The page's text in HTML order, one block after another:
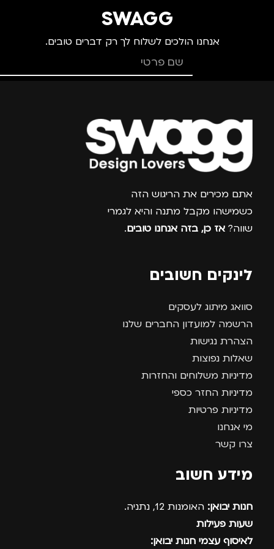
TROIKA מותגים TROIKA
SWAGG
אנחנו הולכים לשלוח לך רק דברים טובים.
צרפו אותי למועדון
אתם מכירים את הריגוש הזה
כשמישהו מקבל מתנה והיא לגמרי
שווה? אז כן, בזה אנחנו טובים.
לינקים חשובים
סוואג מיתוג לעסקים
הרשמה למועדון החברים שלנו
הצהרת נגישות
שאלות נפוצות
מדיניות משלוחים והחזרות
מדיניות החזר כספי
מדיניות פרטיות
מי אנחנו
צרו קשר
מידע חשוב
חנות יבואן: האומנות 12, נתניה.
שעות פעילות
לאיסוף עצמי חנות יבואן: